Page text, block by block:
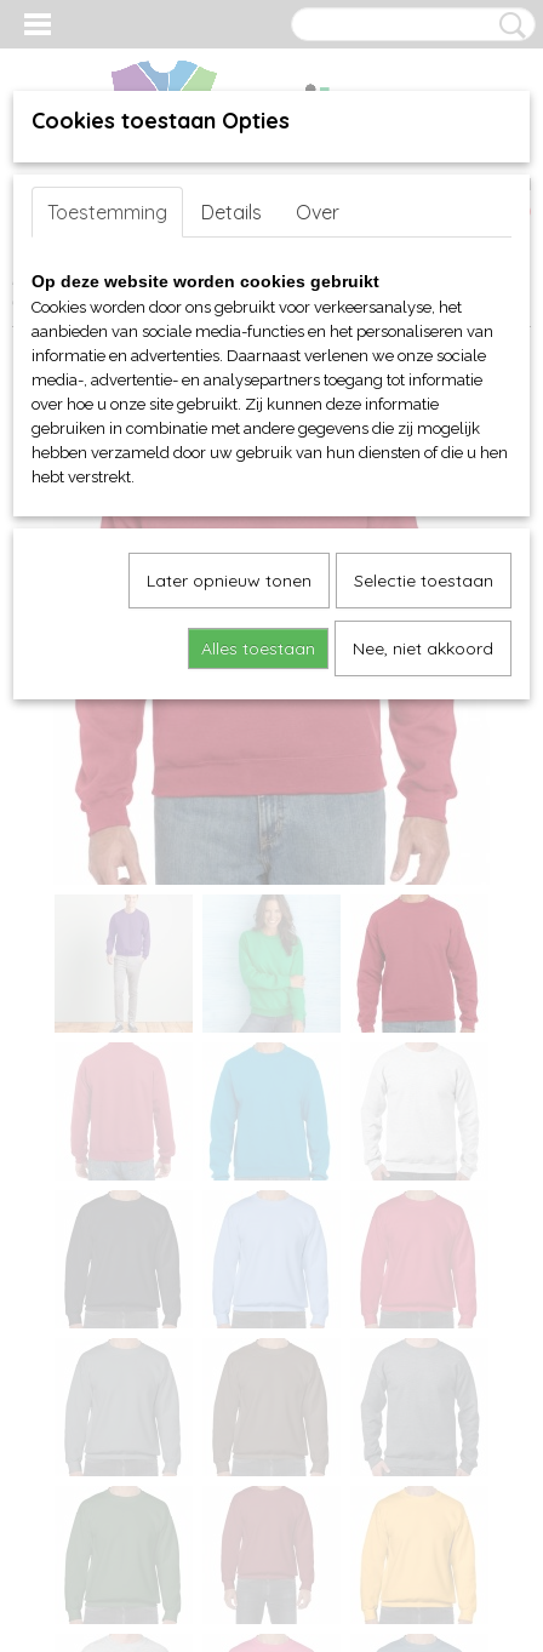
Inloggen Registreren
(0)
Home >webshop>Per merk >Gildan >Voor hem
Gildan Heavyblend Sweater unisex
Cookies toestaan Opties
Toestemming Details Over
Op deze website worden cookies gebruikt
Cookies worden door ons gebruikt voor verkeersanalyse, het
aanbieden van sociale media-functies en het personaliseren van
informatie en advertenties. Daarnaast verlenen we onze sociale
media-, advertentie- en analysepartners toegang tot informatie
over hoe u onze site gebruikt. Zij kunnen deze informatie
gebruiken in combinatie met andere gegevens die zij mogelijk
hebben verzameld door uw gebruik van hun diensten of die u hen
hebt verstrekt.
Later opnieuw tonen Selectie toestaan
Alles toestaan Nee, niet akkoord